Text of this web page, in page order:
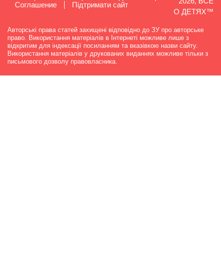
Cоглашение
Підтримати сайт
О ДЕТЯХ™
Авторські права статей захищені відповідно до ЗУ про авторське
право. Використання матеріалів в Інтернеті можливе лише з
відкритим для індексації посиланням та вказівкою назви сайту.
Використання матеріалів у друкованих виданнях можливе тільки з
письмового дозволу правовласника.